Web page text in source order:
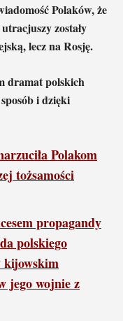
Polaków, że
zostały
lecz na Rosję.
dramat polskich
i dzięki
Polakom
tożsamości
propagandy
polskiego
kijowskim
jego wojnie z